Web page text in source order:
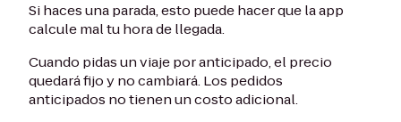
Si haces una parada, esto puede hacer que la app
calcule mal tu hora de llegada.
Cuando pidas un viaje por anticipado, el precio
quedará fijo y no cambiará. Los pedidos
anticipados no tienen un costo adicional.